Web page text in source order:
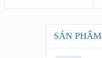
SẢN PHẨM